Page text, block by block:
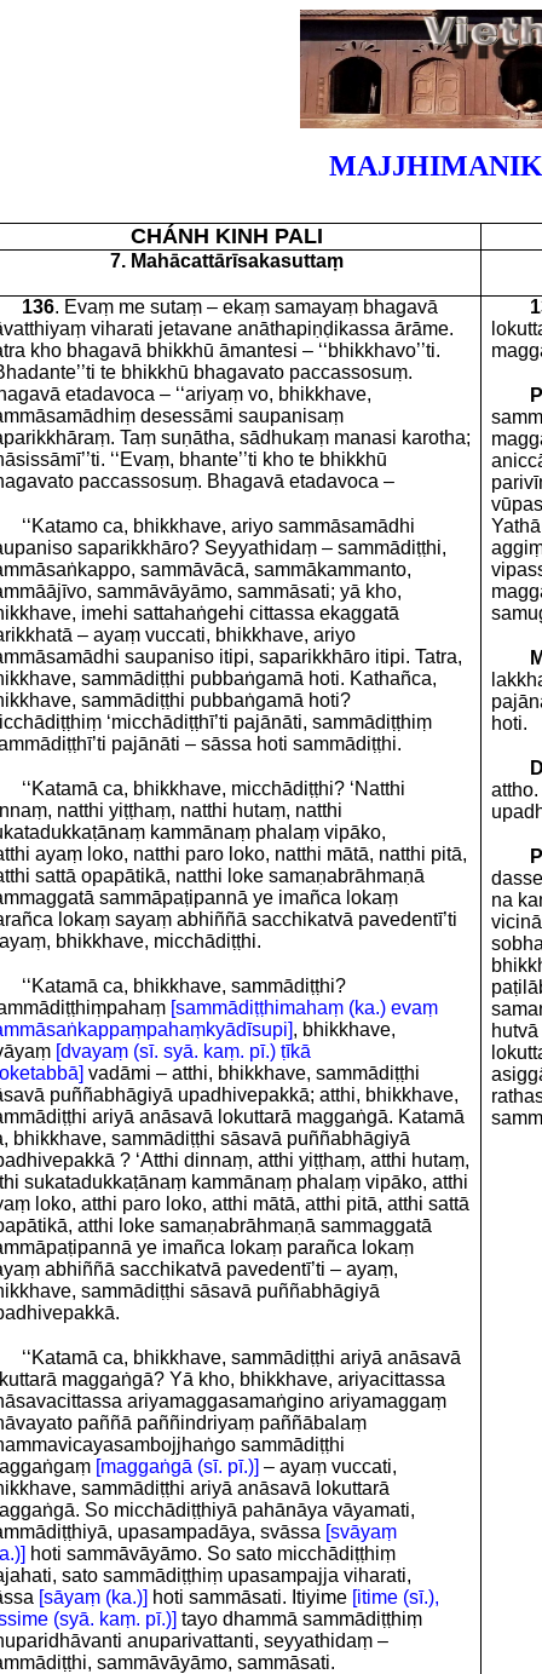
CHÁNH KINH PALI
7. Mahācattārīsakasuttaṃ
136. Evaṃ me sutaṃ – ekaṃ samayaṃ bhagavā
viharati jetavane anāthapiṇḍikassa ārāme.
kho bhagavā bhikkhū āmantesi – ‘‘bhikkhavo’’ti.
te bhikkhū bhagavato paccassosuṃ.
etadavoca – ‘‘ariyaṃ vo, bhikkhave,
desessāmi saupanisaṃ
Taṃ suṇātha, sādhukaṃ manasi karotha;
‘‘Evaṃ, bhante’’ti kho te bhikkhū
paccassosuṃ. Bhagavā etadavoca –
‘‘Katamo ca, bhikkhave, ariyo sammāsamādhi
saparikkhāro? Seyyathidaṃ – sammādiṭṭhi,
sammāvācā, sammākammanto,
sammāvāyāmo, sammāsati; yā kho,
imehi sattahaṅgehi cittassa ekaggatā
– ayaṃ vuccati, bhikkhave, ariyo
saupaniso itipi, saparikkhāro itipi. Tatra,
sammādiṭṭhi pubbaṅgamā hoti. Kathañca,
sammādiṭṭhi pubbaṅgamā hoti?
‘micchādiṭṭhī’ti pajānāti, sammādiṭṭhiṃ
pajānāti – sāssa hoti sammādiṭṭhi.
‘‘Katamā ca, bhikkhave, micchādiṭṭhi? ‘Natthi
natthi yiṭṭhaṃ, natthi hutaṃ, natthi
kammānaṃ phalaṃ vipāko,
ayaṃ loko, natthi paro loko, natthi mātā, natthi pitā,
sattā opapātikā, natthi loke samaṇabrāhmaṇā
sammāpaṭipannā ye imañca lokaṃ
lokaṃ sayaṃ abhiññā sacchikatvā pavedentī’ti
bhikkhave, micchādiṭṭhi.
‘‘Katamā ca, bhikkhave, sammādiṭṭhi?
[sammādiṭṭhimahaṃ (ka.) evaṃ
, bhikkhave,
[dvayaṃ (sī. syā. kaṃ. pī.) ṭīkā
vadāmi – atthi, bhikkhave, sammādiṭṭhi
puññabhāgiyā upadhivepakkā; atthi, bhikkhave,
ariyā anāsavā lokuttarā maggaṅgā. Katamā
bhikkhave, sammādiṭṭhi sāsavā puññabhāgiyā
? ‘Atthi dinnaṃ, atthi yiṭṭhaṃ, atthi hutaṃ,
sukatadukkaṭānaṃ kammānaṃ phalaṃ vipāko, atthi
loko, atthi paro loko, atthi mātā, atthi pitā, atthi sattā
atthi loke samaṇabrāhmaṇā sammaggatā
ye imañca lokaṃ parañca lokaṃ
abhiññā sacchikatvā pavedentī’ti – ayaṃ,
sammādiṭṭhi sāsavā puññabhāgiyā
‘‘Katamā ca, bhikkhave, sammādiṭṭhi ariyā anāsavā
maggaṅgā? Yā kho, bhikkhave, ariyacittassa
ariyamaggasamaṅgino ariyamaggaṃ
paññā paññindriyaṃ paññābalaṃ
sammādiṭṭhi
[maggaṅgā (sī. pī.)] – ayaṃ vuccati,
sammādiṭṭhi ariyā anāsavā lokuttarā
So micchādiṭṭhiyā pahānāya vāyamati,
upasampadāya, svāssa [svāyaṃ
hoti sammāvāyāmo. So sato micchādiṭṭhiṃ
sato sammādiṭṭhiṃ upasampajja viharati,
[sāyaṃ (ka.)] hoti sammāsati. Itiyime [itime (sī.),
(syā. kaṃ. pī.)] tayo dhammā sammādiṭṭhiṃ
anuparivattanti, seyyathidaṃ –
sammāvāyāmo, sammāsati.
hoti.
attho.
na